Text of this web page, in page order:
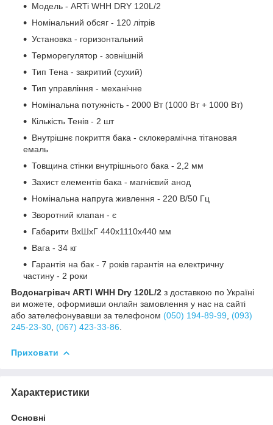
Модель - ARTi WHH DRY 120L/2
Номінальний обсяг - 120 літрів
Установка - горизонтальний
Терморегулятор - зовнішній
Тип Тена - закритий (сухий)
Тип управління - механічне
Номінальна потужність - 2000 Вт (1000 Вт + 1000 Вт)
Кількість Тенів - 2 шт
Внутрішнє покриття бака - склокерамічна тітановая
емаль
Товщина стінки внутрішнього бака - 2,2 мм
Захист елементів бака - магнієвий анод
Номінальна напруга живлення - 220 В/50 Гц
Зворотний клапан - є
Габарити ВхШхГ 440х1110х440 мм
Вага - 34 кг
Гарантія на бак - 7 років гарантія на електричну
частину - 2 роки
Водонагрівач ARTI WHH Dry 120L/2 з доставкою по Україні
ви можете, оформивши онлайн замовлення у нас на сайті
або зателефонувавши за телефоном (050) 194-89-99
(093)
245-23-30 (067) 423-33-86
Приховати
Характеристики
Основні